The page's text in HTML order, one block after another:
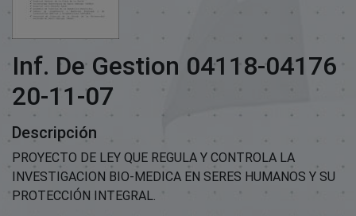
Inf. De Gestion 04118-04176
20-11-07
Descripción
PROYECTO DE LEY QUE REGULA Y CONTROLA LA
INVESTIGACION BIO-MEDICA EN SERES HUMANOS Y SU
PROTECCIÓN INTEGRAL.